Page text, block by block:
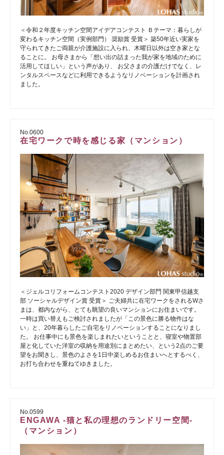
＜令和２年度キッチン空間アイデアコンテスト Ｂテーマ：暮らしが
変わるキッチン空間（実例部門） 奨励賞 受賞＞ 築50年近い実家を
守られてきたご両親が介護施設に入られ、木曜日以外は空き家とな
ることに。 お母さまから「想い出の詰まった我が家を地域のために
活用してほしい」という声があり、 お父さまの介護だけでなく、レ
ンタルスペースなどに利用できるようなリノベーションを計画され
ました。
No.0600
在宅ワークで時を感じる家（マンション）
＜ジェルコリフォームコンテスト2020 デザイン部門 関東甲信越支
部 ソーシャルデザイン賞 受賞＞ ご夫婦共に在宅ワークをされるWさ
まは、都内ながら、とても眺望の良いマンションにお住まいです。
一時は買い替えもご検討されましたが「この景色に勝る物件はな
い」と、20年暮らしたご自宅をリノベーションすることになりまし
た。 お仕事中にも景色を楽しまれたいということと、寝室や物置部
屋と化していた洋室の収納を用途別にまとめたい、という2点のご要
望をお聞きし、景色のよさを1日中楽しめるお住まいへとするべく、
お打ち合わせを重ねてゆきました。
No.0599
ENGAWA -猫と私の理想のランドリー空間-
（マンション）